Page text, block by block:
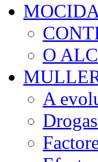
O
A